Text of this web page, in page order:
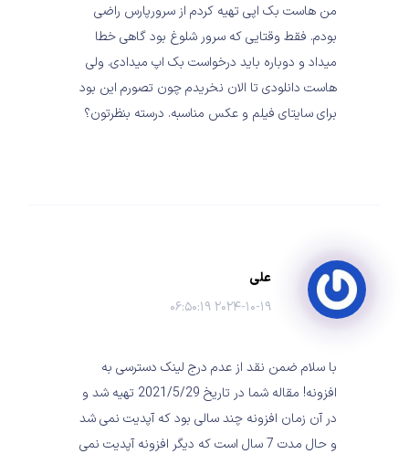
من هاست بک اپی تهیه کردم از سرورپارس راضی
بودم. فقط وقتایی که سرور شلوغ بود گاهی خطا
میداد و دوباره باید درخواست بک اپ میدادی. ولی
هاست دانلودی تا الان نخریدم چون تصورم این بود
برای سایتای فیلم و عکس مناسبه. درسته بنظرتون؟
علی
۲۰۲۴-۱۰-۱۹ ۰۶:۵۰:۱۹
با سلام ضمن نقد از عدم درج لینک دسترسی به
افزونه! مقاله شما در تاریخ 2021/5/29 تهیه شد و
در آن زمان افزونه چند سالی بود که آپدیت نمی شد
و حال مدت 7 سال است که دیگر افزونه آپدیت نمی